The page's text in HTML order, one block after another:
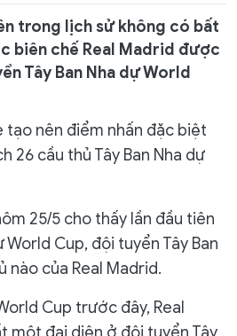
trong lịch sử không có bất
biên chế Real Madrid được
Tây Ban Nha dự World
tạo nên điểm nhấn đặc biệt
26 cầu thủ Tây Ban Nha dự
25/5 cho thấy lần đầu tiên
Cup, đội tuyển Tây Ban
nào của Real Madrid.
Cup trước đây, Real